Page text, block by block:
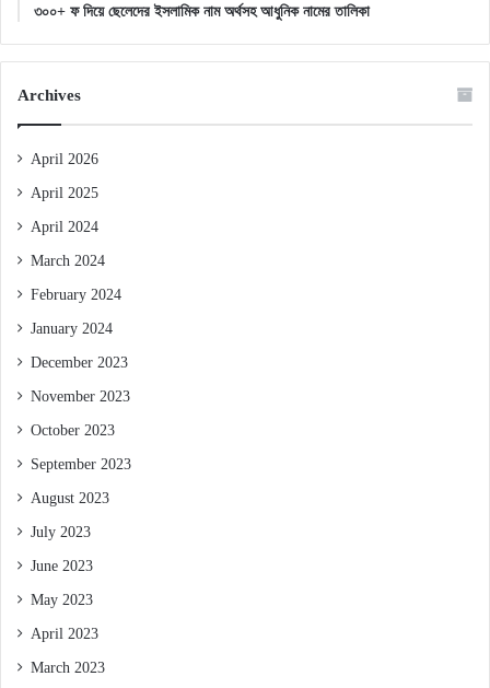
৩০০+ ফ দিয়ে ছেলেদের ইসলামিক নাম অর্থসহ আধুনিক নামের তালিকা
Archives
April 2026
April 2025
April 2024
March 2024
February 2024
January 2024
December 2023
November 2023
October 2023
September 2023
August 2023
July 2023
June 2023
May 2023
April 2023
March 2023